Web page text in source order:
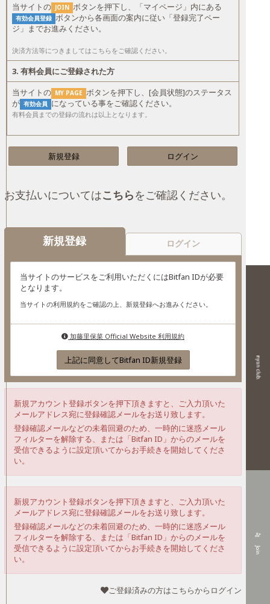
person_add_alt
Join
当サイトの JOIN ボタンを押下し、「マイページ」内にある
有効会員登録 ボタンから各画面の案内に従い「登録完了ペー
ジ」までお進みください。
決済方法等につきましては こちら をご確認ください。
3. 有料会員にご登録された方
当サイトの MY PAGE ボタンを押下し、[会員状態]のステータス
が 有効会員 になっている事をご確認ください。
有料会員までの登録の流れは以上となります。
新規登録 ログイン
お支払いについてはこちらをご確認ください。
新規登録 ログイン
当サイトのサービスをご利用いただくにはBitfan IDが必要
となります。
当サイトの利用規約をご確認の上、新規登録へお進みください。
加藤里保菜 Official Website 利用規約
上記に同意してBitfan ID新規登録
新規アカウント登録ボタンを押下頂きますと、ご入力頂いた
メールアドレス宛に登録確認メールをお送り致します。
登録確認メールなどの未着回避のため、一時的に迷惑メール
フィルターを解除する、または「Bitfan ID」からのメールを
受信できるように設定頂いてからお手続きを開始してくださ
い。
新規アカウント登録ボタンを押下頂きますと、ご入力頂いた
メールアドレス宛に登録確認メールをお送り致します。
登録確認メールなどの未着回避のため、一時的に迷惑メール
フィルターを解除する、または「Bitfan ID」からのメールを
受信できるように設定頂いてからお手続きを開始してくださ
い。
ご登録済みの方はこちらからログイン